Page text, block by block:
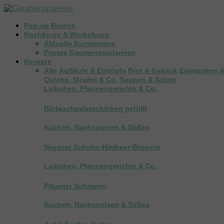
Pop-up Brunch
Kochkurse & Workshops
Aktuelle Kurstermine
Private Gaumenspielereien
Rezepte
Alle Aufläufe & Eintöpfe Brot & Gebäck Einmachen
Quiche, Strudel & Co. Suppen & Salate
Laibchen, Pfannengerichte & Co.
Bärlauchpalatschinken gefüllt
Kuchen, Nachspeisen & Süßes
Veganer Schoko-Himbeer-Brownie
Laibchen, Pfannengerichte & Co.
Pikanter Schmarrn
Kuchen, Nachspeisen & Süßes